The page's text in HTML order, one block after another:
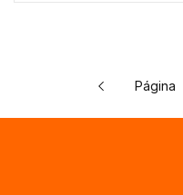
Página